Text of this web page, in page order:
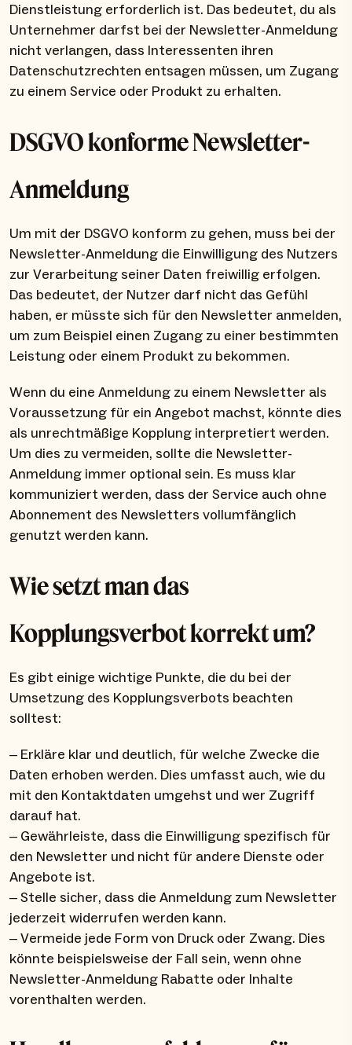
Dienstleistung erforderlich ist. Das bedeutet, du als
Unternehmer darfst bei der Newsletter-Anmeldung
nicht verlangen, dass Interessenten ihren
Datenschutzrechten entsagen müssen, um Zugang
zu einem Service oder Produkt zu erhalten.
DSGVO konforme Newsletter-
Anmeldung
Um mit der DSGVO konform zu gehen, muss bei der
Newsletter-Anmeldung die Einwilligung des Nutzers
zur Verarbeitung seiner Daten freiwillig erfolgen.
Das bedeutet, der Nutzer darf nicht das Gefühl
haben, er müsste sich für den Newsletter anmelden,
um zum Beispiel einen Zugang zu einer bestimmten
Leistung oder einem Produkt zu bekommen.
Wenn du eine Anmeldung zu einem Newsletter als
Voraussetzung für ein Angebot machst, könnte dies
als unrechtmäßige Kopplung interpretiert werden.
Um dies zu vermeiden, sollte die Newsletter-
Anmeldung immer optional sein. Es muss klar
kommuniziert werden, dass der Service auch ohne
Abonnement des Newsletters vollumfänglich
genutzt werden kann.
Wie setzt man das
Kopplungsverbot korrekt um?
Es gibt einige wichtige Punkte, die du bei der
Umsetzung des Kopplungsverbots beachten
solltest:
– Erkläre klar und deutlich, für welche Zwecke die
Daten erhoben werden. Dies umfasst auch, wie du
mit den Kontaktdaten umgehst und wer Zugriff
darauf hat.
– Gewährleiste, dass die Einwilligung spezifisch für
den Newsletter und nicht für andere Dienste oder
Angebote ist.
– Stelle sicher, dass die Anmeldung zum Newsletter
jederzeit widerrufen werden kann.
– Vermeide jede Form von Druck oder Zwang. Dies
könnte beispielsweise der Fall sein, wenn ohne
Newsletter-Anmeldung Rabatte oder Inhalte
vorenthalten werden.